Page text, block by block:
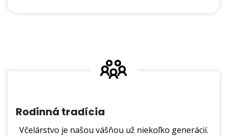
Rodinná tradícia
Včelárstvo je našou vášňou už niekoľko generácií.